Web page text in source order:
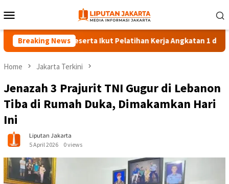
to
Menu
Breaking News
140 Peserta Ikut Pelatihan Kerja Angkatan 1 di PPKD Jaksel
Home Jakarta Terkini
Jenazah 3 Prajurit TNI Gugur di Lebanon
Tiba di Rumah Duka, Dimakamkan Hari
Ini
Liputan Jakarta
5 April 2026
0 views